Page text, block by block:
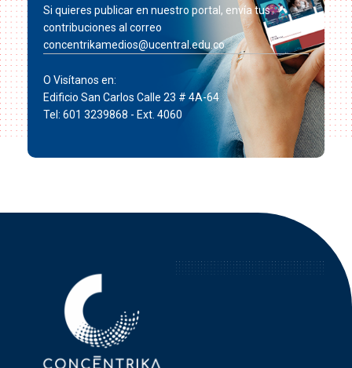
Si quieres publicar en nuestro portal, envía tus
contribuciones al correo
concentrikamedios@ucentral.edu.co
O Visítanos en:
Edificio San Carlos Calle 23 # 4A-64
Tel: 601 3239868 - Ext. 4060